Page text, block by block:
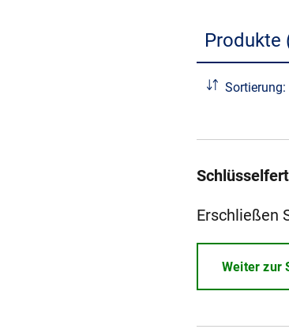
Produkte
Sortierung:
Erschließen
Weiter zur